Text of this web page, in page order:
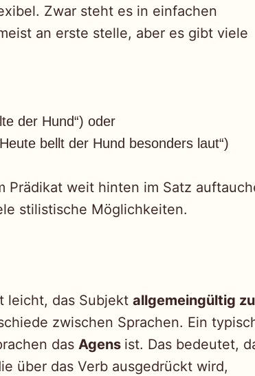
Zwar steht es in einfachen
an erste stelle, aber es gibt viele
der Hund“) oder
bellt der Hund besonders laut“)
Prädikat weit hinten im Satz
stilistische Möglichkeiten.
leicht, das Subjekt allgemeingültig zu
zwischen Sprachen. Ein
das Agens ist. Das bedeutet,
über das Verb ausgedrückt wird,